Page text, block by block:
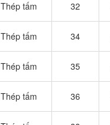
Thép tấm 32
Thép tấm 34
Thép tấm 35
Thép tấm 36